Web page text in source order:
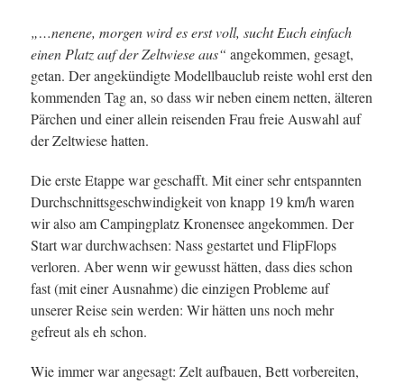
„…nenene, morgen wird es erst voll, sucht Euch einfach
einen Platz auf der Zeltwiese aus“ angekommen, gesagt,
getan. Der angekündigte Modellbauclub reiste wohl erst den
kommenden Tag an, so dass wir neben einem netten, älteren
Pärchen und einer allein reisenden Frau freie Auswahl auf
der Zeltwiese hatten.
Die erste Etappe war geschafft. Mit einer sehr entspannten
Durchschnittsgeschwindigkeit von knapp 19 km/h waren
wir also am Campingplatz Kronensee angekommen. Der
Start war durchwachsen: Nass gestartet und FlipFlops
verloren. Aber wenn wir gewusst hätten, dass dies schon
fast (mit einer Ausnahme) die einzigen Probleme auf
unserer Reise sein werden: Wir hätten uns noch mehr
gefreut als eh schon.
Wie immer war angesagt: Zelt aufbauen, Bett vorbereiten,